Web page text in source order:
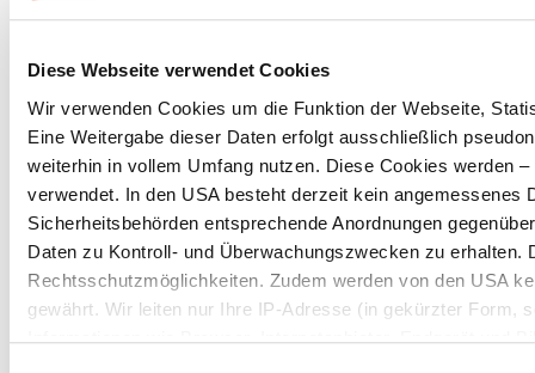
Diese Webseite verwendet Cookies
Wir verwenden Cookies um die Funktion der Webseite,
Eine Weitergabe dieser Daten erfolgt ausschließlich
weiterhin in vollem Umfang nutzen. Diese Cookies werden
verwendet. In den USA besteht derzeit kein
Sicherheitsbehörden entsprechende Anordnungen
Daten zu Kontroll- und Überwachungszwecken zu
Rechtsschutzmöglichkeiten. Zudem werden von den USA
gewährt. Wir leiten nur Ihre IP-Adresse (in gekürzter Form,
Informationen wie Browser, Internetanbieter, Endgerät und